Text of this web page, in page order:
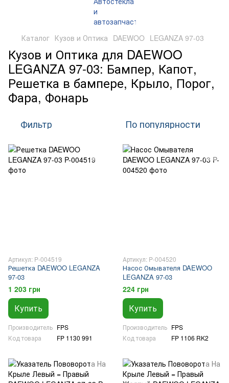
Каталог Кузов и Оптика DAEWOO LEGANZA 97-03
Кузов и Оптика для DAEWOO
LEGANZA 97-03: Бампер, Капот,
Решетка в бампере, Крыло, Порог,
Фара, Фонарь
Фильтр По популярности
Артикул: P-004519
Решетка DAEWOO LEGANZA
97-03
1 203 грн
Купить
Производитель FPS
Код товара
FP 1130 991
Артикул: P-004520
Насос Омывателя DAEWOO
LEGANZA 97-03
224 грн
Купить
Производитель FPS
Код товара
FP 1106 RK2